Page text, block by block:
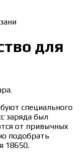
для
специального
заряда был
от привычных
подобрать
18650.